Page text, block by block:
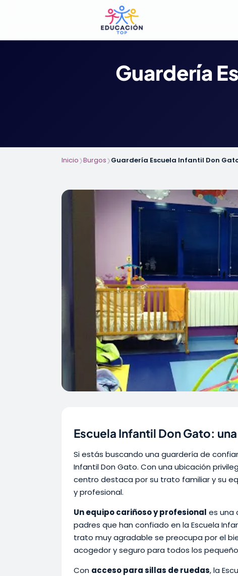
Guardería
Inicio❯Burgos❯Guardería Escuela Infantil Don
Escuela Infantil Don Gato:
Si estás buscando una guardería de
Infantil Don Gato. Con una ubicación
centro destaca por su trato familiar y su
y profesional.
Un equipo cariñoso y profesional es una
padres que han confiado en la Escuela
trato muy agradable se preocupa por el
acogedor y seguro para todos los
Con acceso para sillas de ruedas, la